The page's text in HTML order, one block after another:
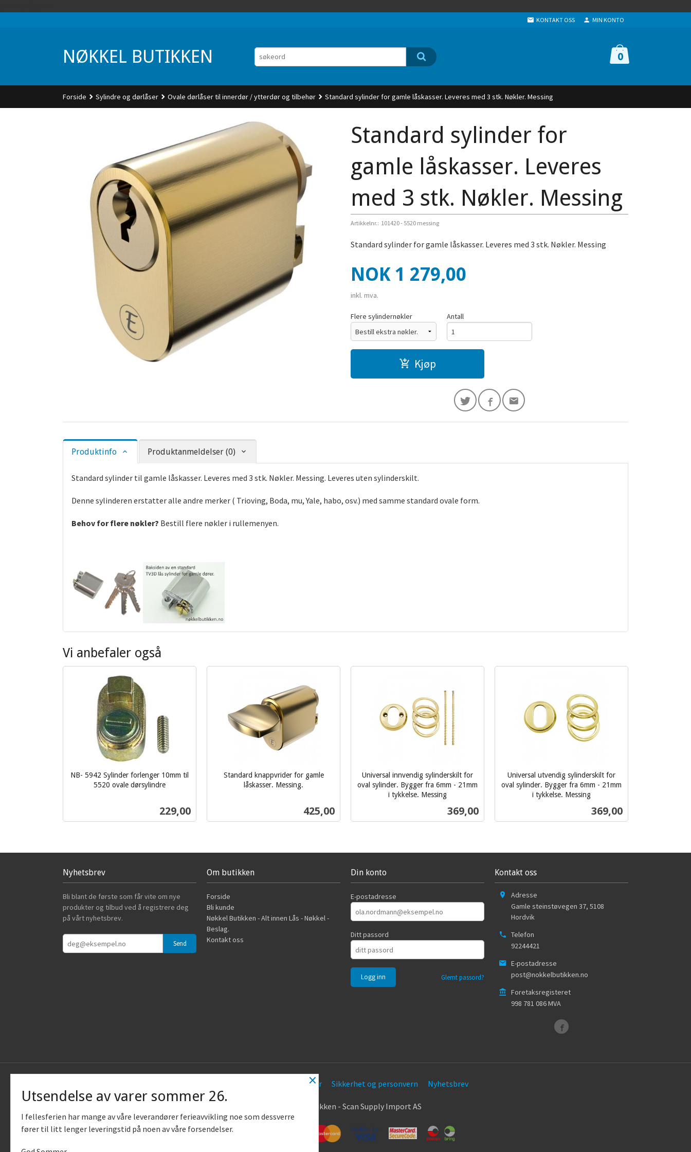
KONTAKT OSS MIN KONTO
NØKKEL BUTIKKEN 0
Forside Sylindre og dørlåser Ovale dørlåser til innerdør / ytterdør og tilbehør Standard sylinder for gamle låskasser. Leveres med 3 stk. Nøkler. Messing
Standard sylinder for
gamle låskasser. Leveres
med 3 stk. Nøkler. Messing
Artikkelnr.: 101420 - 5520 messing
Standard sylinder for gamle låskasser. Leveres med 3 stk. Nøkler. Messing
Pris
NOK 1 279,00
inkl. mva.
Flere sylindernøkler Antall
Kjøp
Produktinfo Produktanmeldelser (0)
Standard sylinder til gamle låskasser. Leveres med 3 stk. Nøkler. Messing. Leveres uten sylinderskilt.
Denne sylinderen erstatter alle andre merker ( Trioving, Boda, mu, Yale, habo, osv.) med samme standard ovale form.
Behov for flere nøkler? Bestill flere nøkler i rullemenyen.
Vi anbefaler også
NB- 5942 Sylinder forlenger 10mm til
5520 ovale dørsylindre
Pris
229,00
Standard knappvrider for gamle
låskasser. Messing.
Pris
425,00
Universal innvendig sylinderskilt for
oval sylinder. Bygger fra 6mm - 21mm
i tykkelse. Messing
Pris
369,00
Universal utvendig sylinderskilt for
oval sylinder. Bygger fra 6mm - 21mm
i tykkelse. Messing
Pris
369,00
Nyhetsbrev
Bli blant de første som får vite om nye
produkter og tilbud ved å registrere deg
på vårt nyhetsbrev.
Om butikken
Forside
Bli kunde
Nøkkel Butikken - Alt innen Lås - Nøkkel -
Beslag.
Kontakt oss
Din konto
E-postadresse
Ditt passord
Glemt passord?
Kontakt oss
Adresse
Gamle steinstøvegen 37, 5108
Hordvik
Telefon
92244421
E-postadresse
post@nokkelbutikken.no
Foretaksregisteret
998 781 086 MVA
Kjøpsbetingelser Sikkerhet og personvern Nyhetsbrev
© Nøkkel Butikken - Scan Supply Import AS
×
Utsendelse av varer sommer 26.
I fellesferien har mange av våre leverandører ferieavvikling noe som dessverre
fører til litt lenger leveringstid på noen av våre forsendelser.